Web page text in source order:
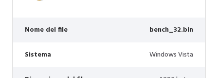
Nome del file bench_32.bin
Sistema Windows Vista